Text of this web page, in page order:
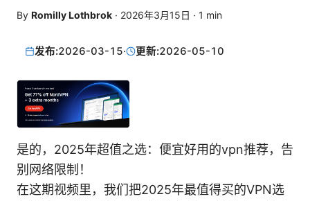
By Romilly Lothbrok · 2026年3月15日 · 1 min
发布:2026-03-15· 更新:2026-05-10
是的，2025年超值之选：便宜好用的vpn推荐，告
别网络限制！
在这期视频里，我们把2025年最值得买的VPN选